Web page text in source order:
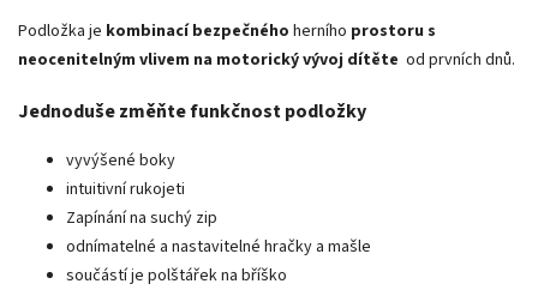
Podložka je kombinací bezpečného herního prostoru s
neocenitelným vlivem na motorický vývoj dítěte od prvních dnů.
Jednoduše změňte funkčnost podložky
vyvýšené boky
intuitivní rukojeti
Zapínání na suchý zip
odnímatelné a nastavitelné hračky a mašle
součástí je polštářek na bříško